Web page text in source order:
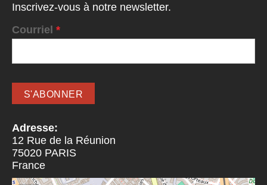
Inscrivez-vous à notre newsletter.
Courriel *
Adresse:
12 Rue de la Réunion
75020 PARIS
France